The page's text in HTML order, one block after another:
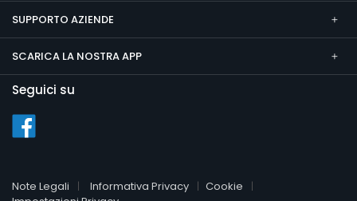
SUPPORTO AZIENDE
SCARICA LA NOSTRA APP
Seguici su
Note Legali Informativa Privacy
Cookie